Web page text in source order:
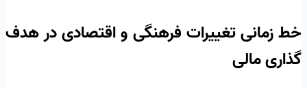
خط زمانی تغییرات فرهنگی و اقتصادی در هدف
گذاری مالی